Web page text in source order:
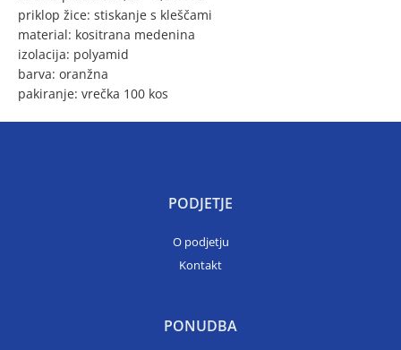
priklop žice: stiskanje s kleščami
material: kositrana medenina
izolacija: polyamid
barva: oranžna
pakiranje: vrečka 100 kos
PODJETJE
O podjetju
Kontakt
PONUDBA